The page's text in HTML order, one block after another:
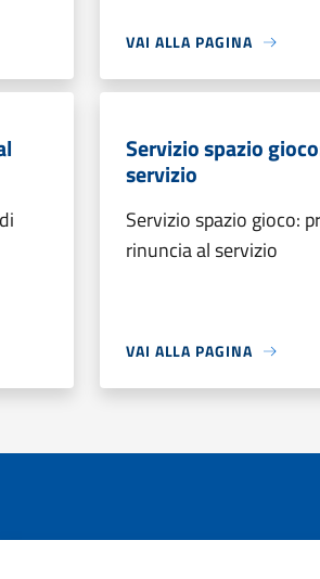
VAI ALLA PAGINA
Servizio spazio
servizio
Servizio spazio gioco:
rinuncia al servizio
VAI ALLA PAGINA